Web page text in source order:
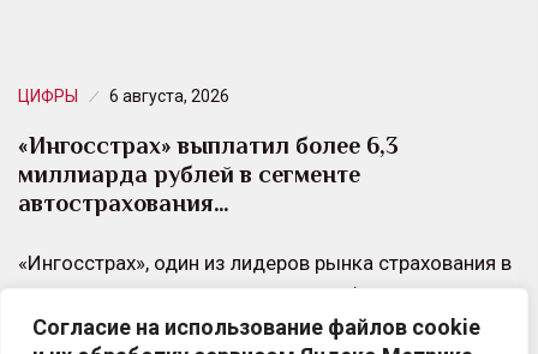
Согласие на использование файлов cookie
ЦИФРЫ 6 августа, 2026
«Ингосстрах» выплатил более 6,3
миллиарда рублей в сегменте
автострахования…
«Ингосстрах», один из лидеров рынка страхования в
России, выплатил своим клиентам более 6,3
миллиарда рублей в сегменте автострахования за